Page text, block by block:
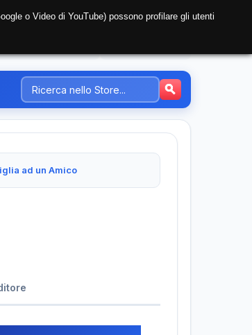
ad un Amico
o Video di YouTube) possono profilare gli utenti